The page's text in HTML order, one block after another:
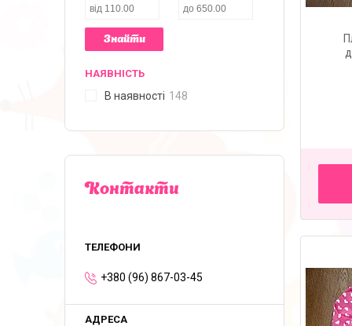
Знайти
НАЯВНІСТЬ
В наявності 148
Контакти
+380 (96) 867-03-45